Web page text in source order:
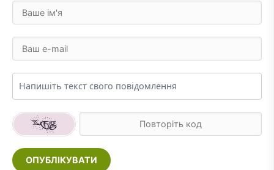
ОПУБЛІКУВАТИ